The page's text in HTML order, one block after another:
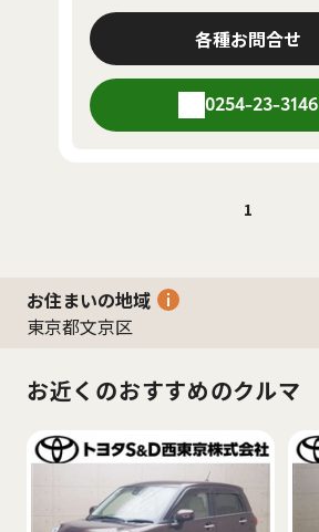
各種お問合せ
0254-23-3146
1
お住まいの地域
東京都文京区
お近くのおすすめのクルマ